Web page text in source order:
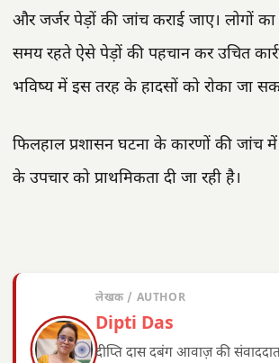
और जर्जर पेड़ों की जांच कराई जाए। लोगों
समय रहते ऐसे पेड़ों की पहचान कर उचित
भविष्य में इस तरह के हादसों को रोका जा
फिलहाल प्रशासन घटना के कारणों की जांच
के उपचार को प्राथमिकता दी जा रही है।
लेखक / AUTHOR
Dipti Das
दीप्ति दास दबंग आवाज़ की